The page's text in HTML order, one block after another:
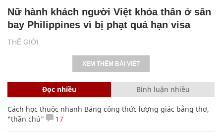
THẾ GIỚI
Nữ hành khách người Việt khỏa thân ở sân
bay Philippines vì bị phạt quá hạn visa
XEM THÊM BÀI VIẾT
Đọc nhiều Bình luận nhiều
Cách học thuộc nhanh Bảng công thức lượng giác bằng thơ,
"thần chú"
17